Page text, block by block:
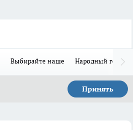
Выбирайте наше Народный герой
Принять